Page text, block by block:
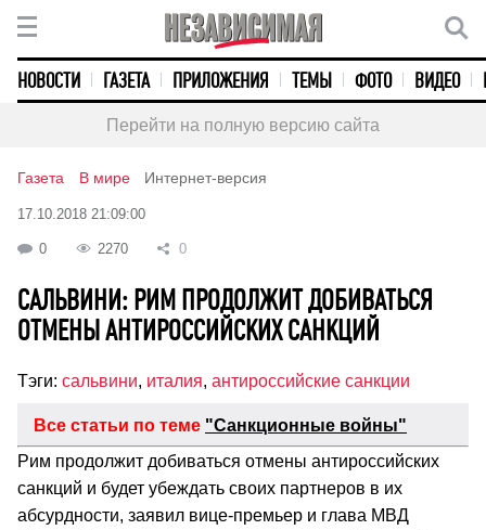
НОВОСТИ ГАЗЕТА ПРИЛОЖЕНИЯ ТЕМЫ ФОТО ВИДЕО
Перейти на полную версию сайта
Газета В мире Интернет-версия
17.10.2018 21:09:00
0 2270 0
САЛЬВИНИ: РИМ ПРОДОЛЖИТ ДОБИВАТЬСЯ
ОТМЕНЫ АНТИРОССИЙСКИХ САНКЦИЙ
Тэги: сальвини, италия, антироссийские санкции
Все статьи по теме "Санкционные войны"
Рим продолжит добиваться отмены антироссийских
санкций и будет убеждать своих партнеров в их
абсурдности, заявил вице-премьер и глава МВД